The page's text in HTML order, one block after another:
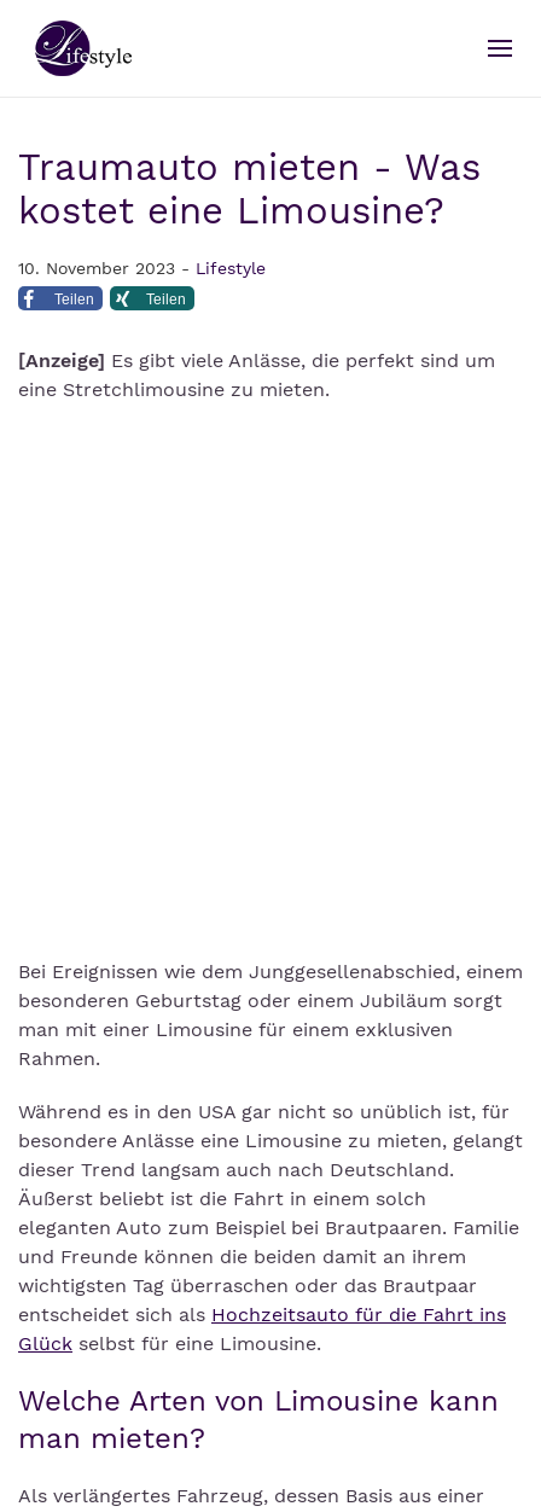
Traumauto mieten - Was
kostet eine Limousine?
10. November 2023 - Lifestyle
Teilen Teilen
[Anzeige] Es gibt viele Anlässe, die perfekt sind um
eine Stretchlimousine zu mieten.
Bei Ereignissen wie dem Junggesellenabschied, einem
besonderen Geburtstag oder einem Jubiläum sorgt
man mit einer Limousine für einem exklusiven
Rahmen.
Während es in den USA gar nicht so unüblich ist, für
besondere Anlässe eine Limousine zu mieten, gelangt
dieser Trend langsam auch nach Deutschland.
Äußerst beliebt ist die Fahrt in einem solch
eleganten Auto zum Beispiel bei Brautpaaren. Familie
und Freunde können die beiden damit an ihrem
wichtigsten Tag überraschen oder das Brautpaar
entscheidet sich als Hochzeitsauto für die Fahrt ins
Glück selbst für eine Limousine.
Welche Arten von Limousine kann
man mieten?
Als verlängertes Fahrzeug, dessen Basis aus einer